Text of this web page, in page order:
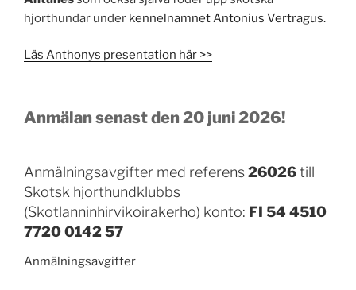
hjorthundar under kennelnamnet Antonius Vertragus.
Läs Anthonys presentation här >>
Anmälan senast den 20 juni 2026!
Anmälningsavgifter med referens26026till
Skotsk hjorthundklubbs
(Skotlanninhirvikoirakerho) konto: FI 54 4510
7720 0142 57
Anmälningsavgifter